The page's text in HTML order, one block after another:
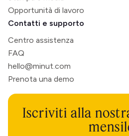
Opportunità di lavoro
Contatti e supporto
Centro assistenza
FAQ
hello@minut.com
Prenota una demo
Iscriviti alla